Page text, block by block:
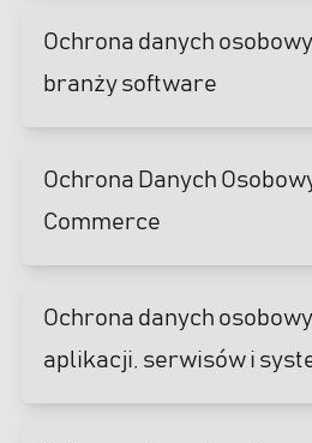
Ochrona danych
branży software
Ochrona Danych
Commerce
Ochrona danych
aplikacji, serwisów i